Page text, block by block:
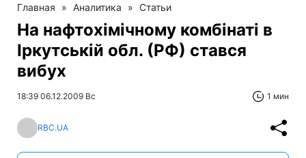
Главная » Аналитика » Статьи
На нафтохімічному комбінаті в
Іркутській обл. (РФ) стався
вибух
18:39 06.12.2009 Вс 1 мин
RBC.UA